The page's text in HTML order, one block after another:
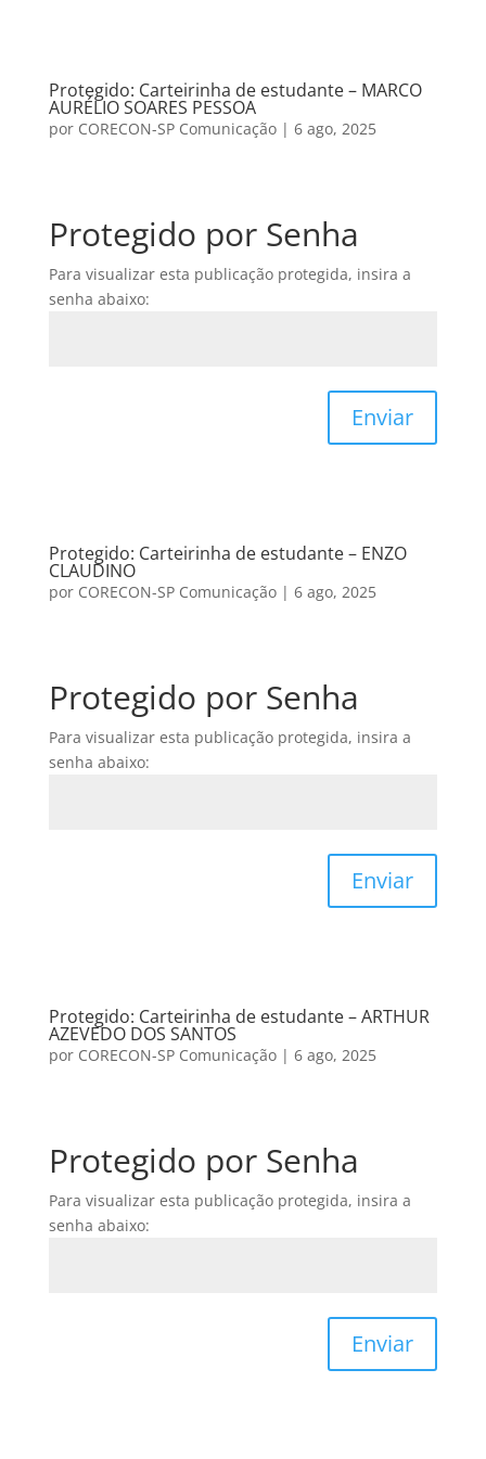
Protegido: Carteirinha de estudante – MARCO
AURÉLIO SOARES PESSOA
por CORECON-SP Comunicação| 6 ago, 2025
Protegido por Senha
Para visualizar esta publicação protegida, insira a
senha abaixo:
Enviar
Protegido: Carteirinha de estudante – ENZO
CLAUDINO
por CORECON-SP Comunicação| 6 ago, 2025
Protegido por Senha
Para visualizar esta publicação protegida, insira a
senha abaixo:
Enviar
Protegido: Carteirinha de estudante – ARTHUR
AZEVEDO DOS SANTOS
por CORECON-SP Comunicação| 6 ago, 2025
Protegido por Senha
Para visualizar esta publicação protegida, insira a
senha abaixo:
Enviar